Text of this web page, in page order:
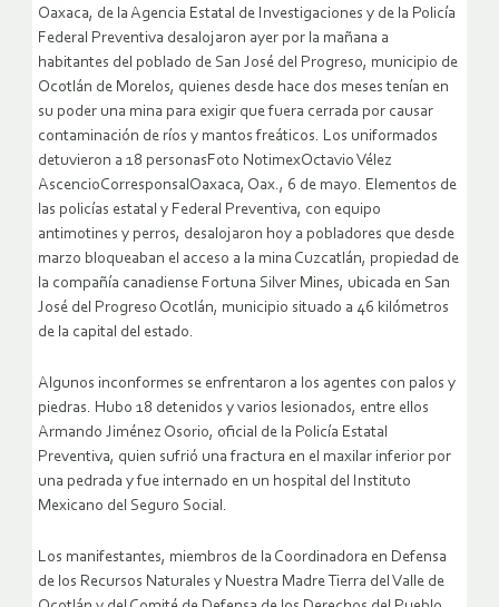
Oaxaca, de la Agencia Estatal de Investigaciones y de la Policía
Federal Preventiva desalojaron ayer por la mañana a
habitantes del poblado de San José del Progreso, municipio de
Ocotlán de Morelos, quienes desde hace dos meses tenían en
su poder una mina para exigir que fuera cerrada por causar
contaminación de ríos y mantos freáticos. Los uniformados
detuvieron a 18 personasFoto NotimexOctavio Vélez
AscencioCorresponsalOaxaca, Oax., 6 de mayo. Elementos de
las policías estatal y Federal Preventiva, con equipo
antimotines y perros, desalojaron hoy a pobladores que desde
marzo bloqueaban el acceso a la mina Cuzcatlán, propiedad de
la compañía canadiense Fortuna Silver Mines, ubicada en San
José del Progreso Ocotlán, municipio situado a 46 kilómetros
de la capital del estado.
Algunos inconformes se enfrentaron a los agentes con palos y
piedras. Hubo 18 detenidos y varios lesionados, entre ellos
Armando Jiménez Osorio, oficial de la Policía Estatal
Preventiva, quien sufrió una fractura en el maxilar inferior por
una pedrada y fue internado en un hospital del Instituto
Mexicano del Seguro Social.
Los manifestantes, miembros de la Coordinadora en Defensa
de los Recursos Naturales y Nuestra Madre Tierra del Valle de